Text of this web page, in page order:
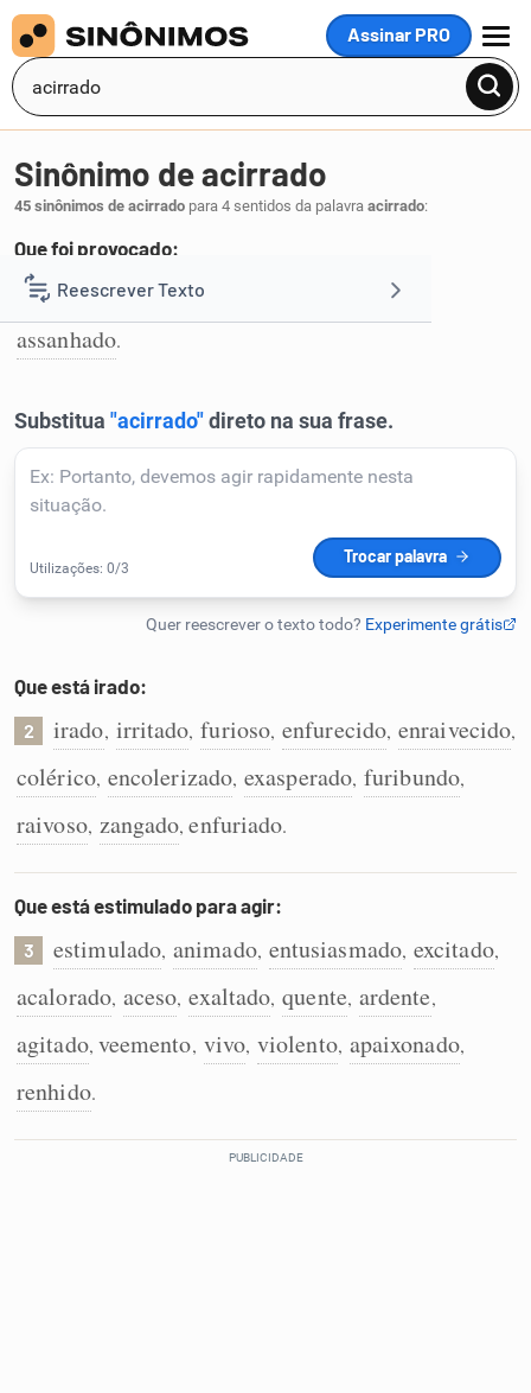
Assinar PRO
MENU
Reescrever Texto
Resumir Texto
Corrigir Texto
Detector de IA
Humanizador de IA
Cata-letras
Conexões
Caça-palavras
Dicionário
Sinônimos
Sinônimo de acirrado
45 sinônimos de acirrado para 4 sentidos da palavra acirrado:
Que foi provocado:
1 provocado,atiçado açulado
assanhado.
Que está irado:
2 irado, irritado, furioso, enfurecido, enraivecido,
colérico, encolerizado, exasperado, furibundo,
raivoso, zangado,enfuriado.
Que está estimulado para agir:
3 estimulado, animado, entusiasmado, excitado,
acalorado, aceso, exaltado, quente, ardente,
agitado, veemento, vivo, violento, apaixonado,
renhido.